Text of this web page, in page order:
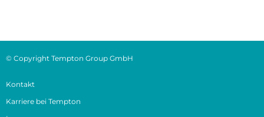
© Copyright Tempton Group GmbH
Kontakt
Karriere bei Tempton